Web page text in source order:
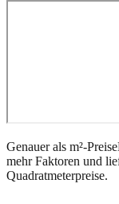
Genauer als m²-Preise
mehr Faktoren und
Quadratmeterpreise.